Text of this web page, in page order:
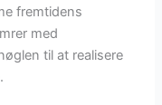
fremtidens
med
til at realisere